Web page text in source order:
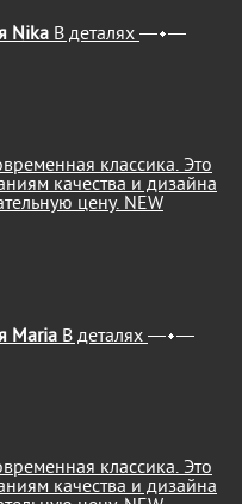
Nika В деталях
классика. Это
качества и дизайна
цену. NEW
Maria В деталях
классика. Это
качества и дизайна